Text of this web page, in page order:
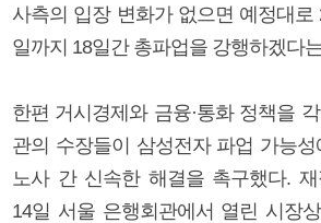
사측의 입장 변화가 없으면 예정대로
일까지 18일간 총파업을 강행하겠다
한편 거시경제와 금융·통화 정책을
관의 수장들이 삼성전자 파업 가능
노사 간 신속한 해결을 촉구했다. 재
14일 서울 은행회관에서 열린 시장